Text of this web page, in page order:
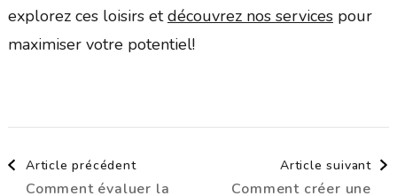
explorez ces loisirs etdécouvrez nos servicespour
maximiser votre potentiel!
Navigation
Article précédent
Comment évaluer la
Article suivant
Comment créer une